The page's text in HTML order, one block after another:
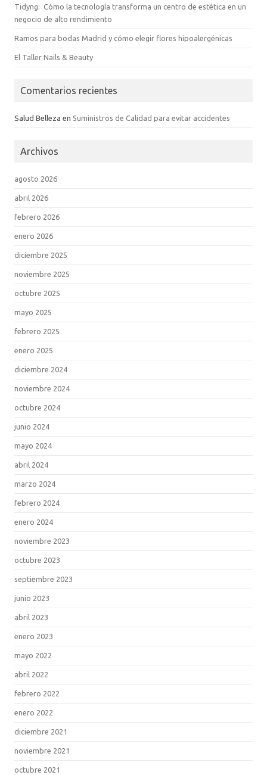
Tidyng: Cómo la tecnología transforma un centro de estética en un
negocio de alto rendimiento
Ramos para bodas Madrid y cómo elegir flores hipoalergénicas
El Taller Nails & Beauty
Comentarios recientes
Salud Belleza en Suministros de Calidad para evitar accidentes
Archivos
agosto 2026
abril 2026
febrero 2026
enero 2026
diciembre 2025
noviembre 2025
octubre 2025
mayo 2025
febrero 2025
enero 2025
diciembre 2024
noviembre 2024
octubre 2024
junio 2024
mayo 2024
abril 2024
marzo 2024
febrero 2024
enero 2024
noviembre 2023
octubre 2023
septiembre 2023
junio 2023
abril 2023
enero 2023
mayo 2022
abril 2022
febrero 2022
enero 2022
diciembre 2021
noviembre 2021
octubre 2021